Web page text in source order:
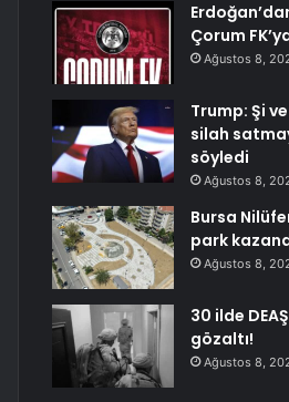
Çorum
Ağustos 8,
Trump: Şi
silah
söyledi
Ağustos 8,
Bursa
park
Ağustos 8,
30 ilde
gözaltı!
Ağustos 8,